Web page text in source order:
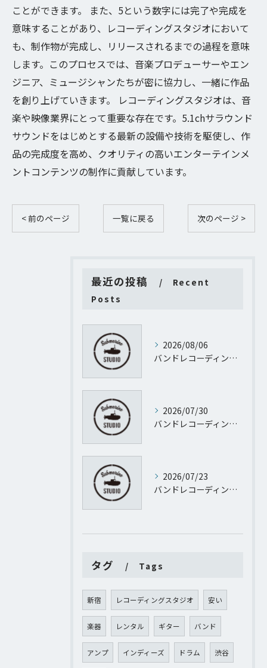
ことができます。 また、5という数字には完了や完成を
意味することがあり、レコーディングスタジオにおいて
も、制作物が完成し、リリースされるまでの過程を意味
します。このプロセスでは、音楽プロデューサーやエン
ジニア、ミュージシャンたちが密に協力し、一緒に作品
を創り上げていきます。 レコーディングスタジオは、音
楽や映像業界にとって重要な存在です。5.1chサラウンド
サウンドをはじめとする最新の設備や技術を駆使し、作
品の完成度を高め、クオリティの高いエンターテインメ
ントコンテンツの制作に貢献しています。
< 前のページ 一覧に戻る 次のページ >
最近の投稿
Recent
Posts
2026/08/06
バンドレコーディング質問に渋谷サクラステージＳＨＩＢＵＹＡサイドＳＨＩＢＵＹＡタワー地階から徹底回答
2026/07/30
バンドレコーディング設計で失敗しない予算管理と進行のポイント
2026/07/23
バンドレコーディングとパーソナルレコーディングを東京都渋谷区代官山町で実現するために知っておきたい機材や予算のすべて
タグ Tags
新宿 レコーディングスタジオ 安い
楽器 レンタル ギター バンド
アンプ インディーズ ドラム 渋谷